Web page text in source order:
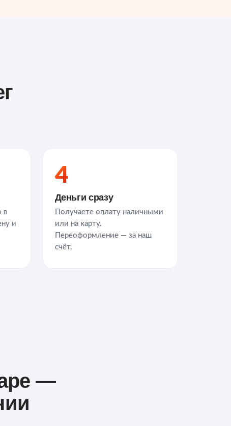
в
и
4
Деньги сразу
Получаете оплату наличными
или на карту.
Переоформление — за наш
счёт.
—